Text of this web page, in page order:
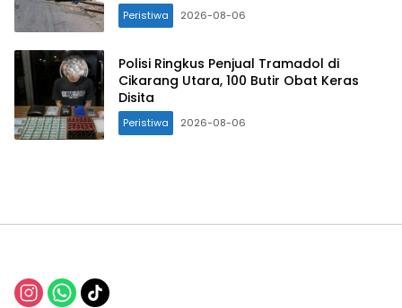
Peristiwa 2026-08-06
Polisi Ringkus Penjual Tramadol di
Cikarang Utara, 100 Butir Obat Keras
Disita
Peristiwa 2026-08-06